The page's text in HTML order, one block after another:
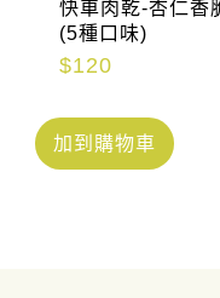
快車肉乾-杏仁香
(5種口味)
$120
加到購物車